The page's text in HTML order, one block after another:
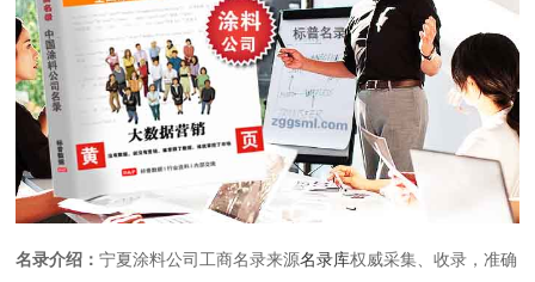
名录介绍：宁夏涂料公司工商名录来源名录库权威采集、收录，准确